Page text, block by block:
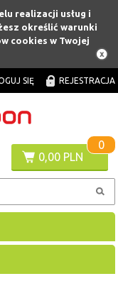
realizacji usług i
określić warunki
cookies w Twojej
SIĘ REJESTRACJA
0,00 PLN
0